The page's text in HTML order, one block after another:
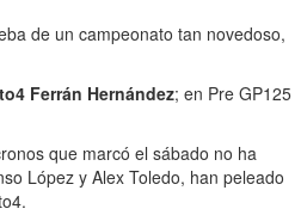
de un campeonato tan novedoso,
Ferrán Hernández; en Pre GP125
que marcó el sábado no ha
López y Alex Toledo, han peleado